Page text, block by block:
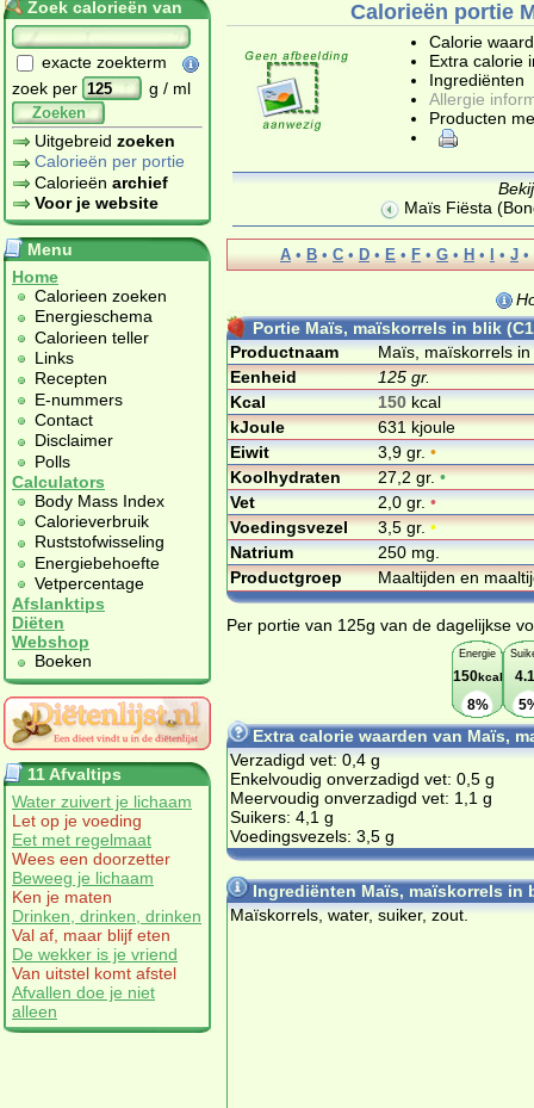
Zoek calorieën van
exacte zoekterm
zoek per
g / ml
Zoeken
Uitgebreid zoeken
Calorieën per portie
Calorieën archief
Voor je website
Menu
Home
Calorieen zoeken
Energieschema
Calorieen teller
Links
Recepten
E-nummers
Contact
Disclaimer
Polls
Calculators
Body Mass Index
Calorieverbruik
Ruststofwisseling
Energiebehoefte
Vetpercentage
Afslanktips
Diëten
Webshop
Boeken
11 Afvaltips
Water zuivert je lichaam
Let op je voeding
Eet met regelmaat
Wees een doorzetter
Beweeg je lichaam
Ken je maten
Drinken, drinken, drinken
Val af, maar blijf eten
De wekker is je vriend
Van uitstel komt afstel
Afvallen doe je niet
alleen
Calorieën portie
Calorie
Extra calorie
Ingrediënten
Allergie
Producten
Maïs Fiësta
A • B • C • D • E • F • G • H • I • J •
Portie Maïs, maïskorrels in blik
Productnaam
Maïs, maïskorrels
Eenheid
125 gr.
Kcal
150 kcal
kJoule
631 kjoule
Eiwit
3,9 gr. •
Koolhydraten
27,2 gr.•
Vet
2,0 gr. •
Voedingsvezel
3,5 gr.•
Natrium
250 mg.
Productgroep
Maaltijden en
Per portie van 125g van de dagelijkse
Energie
150kcal
8%
Extra calorie waarden van Maïs,
Verzadigd vet: 0,4 g
Enkelvoudig onverzadigd vet: 0,5 g
Meervoudig onverzadigd vet: 1,1 g
Suikers: 4,1 g
Voedingsvezels: 3,5 g
Ingrediënten Maïs, maïskorrels in
Maïskorrels, water, suiker, zout.